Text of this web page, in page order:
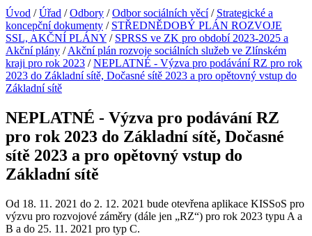
Úvod /Úřad /Odbory /Odbor sociálních věcí/ Strategické a
koncepční dokumenty / STŘEDNĚDOBÝ PLÁN ROZVOJE
SSL, AKČNÍ PLÁNY / SPRSS ve ZK pro období 2023-2025 a
Akční plány /Akční plán rozvoje sociálních služeb ve Zlínském
kraji pro rok 2023 /NEPLATNÉ - Výzva pro podávání RZ pro rok
2023 do Základní sítě, Dočasné sítě 2023 a pro opětovný vstup do
Základní sítě
NEPLATNÉ - Výzva pro podávání RZ
pro rok 2023 do Základní sítě, Dočasné
sítě 2023 a pro opětovný vstup do
Základní sítě
Od 18. 11. 2021 do 2. 12. 2021 bude otevřena aplikace KISSoS pro
výzvu pro rozvojové záměry (dále jen „RZ“) pro rok 2023 typu A a
B a do 25. 11. 2021 pro typ C.